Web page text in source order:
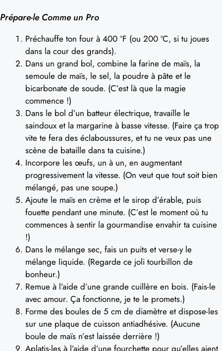
Prépare-le Comme un Pro
Préchauffe ton four à 400 ºF (ou 200 ºC, si tu joues
dans la cour des grands).
Dans un grand bol, combine la farine de maïs, la
semoule de maïs, le sel, la poudre à pâte et le
bicarbonate de soude. (C’est là que la magie
commence !)
Dans le bol d’un batteur électrique, travaille le
saindoux et la margarine à basse vitesse. (Faire ça trop
vite te fera des éclaboussures, et tu ne veux pas une
scène de bataille dans ta cuisine.)
Incorpore les œufs, un à un, en augmentant
progressivement la vitesse. (On veut que tout soit bien
mélangé, pas une soupe.)
Ajoute le maïs en crème et le sirop d’érable, puis
fouette pendant une minute. (C’est le moment où tu
commences à sentir la gourmandise envahir ta cuisine
!)
Dans le mélange sec, fais un puits et verse-y le
mélange liquide. (Regarde ce joli tourbillon de
bonheur.)
Remue à l’aide d’une grande cuillère en bois. (Fais-le
avec amour. Ça fonctionne, je te le promets.)
Forme des boules de 5 cm de diamètre et dispose-les
sur une plaque de cuisson antiadhésive. (Aucune
boule de maïs n’est laissée derrière !)
Aplatis-les à l’aide d’une fourchette pour qu’elles aient